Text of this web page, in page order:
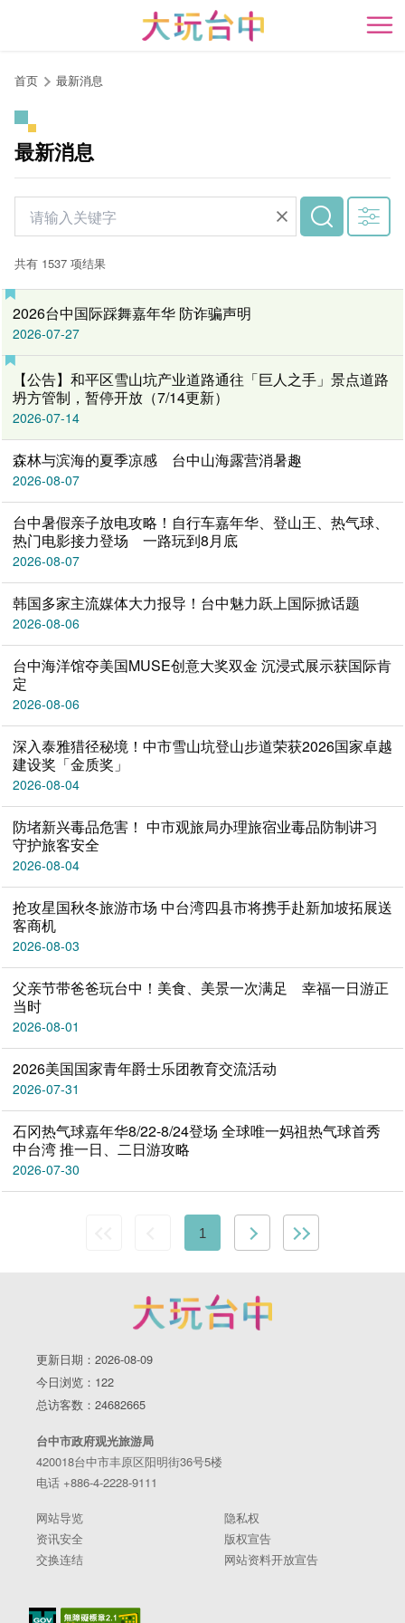
开
首页 最新消息
最新消息
共有 1537 项结果
2026台中国际踩舞嘉年华 防诈骗声明
2026-07-27
【公告】和平区雪山坑产业道路通往「巨人之手」景点道路
坍方管制，暂停开放（7/14更新）
2026-07-14
森林与滨海的夏季凉感 台中山海露营消暑趣
2026-08-07
台中暑假亲子放电攻略！自行车嘉年华、登山王、热气球、
热门电影接力登场 一路玩到8月底
2026-08-07
韩国多家主流媒体大力报导！台中魅力跃上国际掀话题
2026-08-06
台中海洋馆夺美国MUSE创意大奖双金 沉浸式展示获国际肯
定
2026-08-06
深入泰雅猎径秘境！中市雪山坑登山步道荣获2026国家卓越
建设奖「金质奖」
2026-08-04
防堵新兴毒品危害！ 中市观旅局办理旅宿业毒品防制讲习
守护旅客安全
2026-08-04
抢攻星国秋冬旅游市场 中台湾四县市将携手赴新加坡拓展送
客商机
2026-08-03
父亲节带爸爸玩台中！美食、美景一次满足 幸福一日游正
当时
2026-08-01
2026美国国家青年爵士乐团教育交流活动
2026-07-31
石冈热气球嘉年华8/22-8/24登场 全球唯一妈祖热气球首秀
中台湾 推一日、二日游攻略
2026-07-30
1
更新日期：2026-08-09
今日浏览：122
总访客数：24682665
台中市政府观光旅游局
420018台中市丰原区阳明街36号5楼
电话 +886-4-2228-9111
网站导览
隐私权
资讯安全
版权宣告
交换连结
网站资料开放宣告